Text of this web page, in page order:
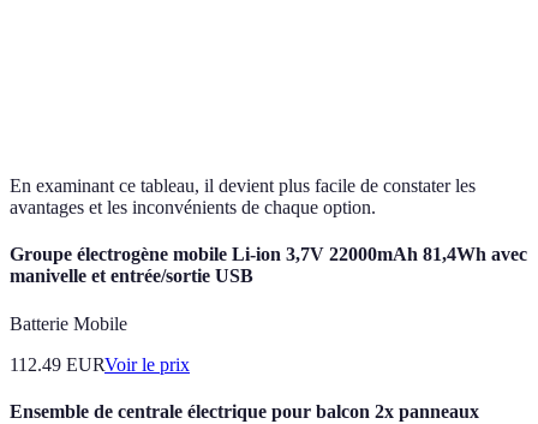
En examinant ce tableau, il devient plus facile de constater les
avantages et les inconvénients de chaque option.
Groupe électrogène mobile Li-ion 3,7V 22000mAh 81,4Wh avec
manivelle et entrée/sortie USB
Batterie Mobile
112.49 EURVoir le prix
Ensemble de centrale électrique pour balcon 2x panneaux